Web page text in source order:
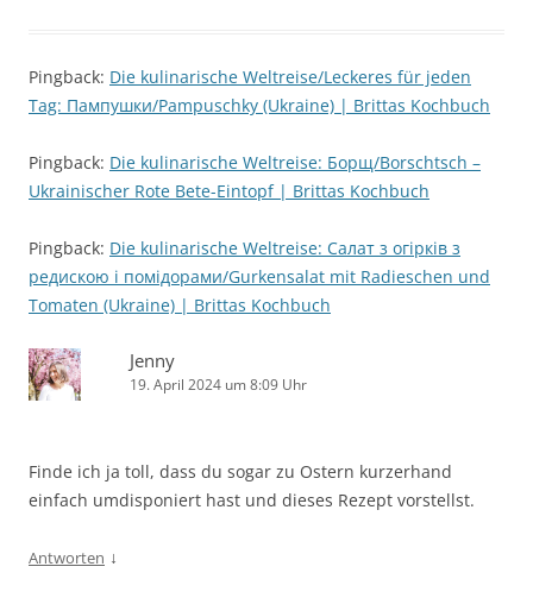
Pingback: Die kulinarische Weltreise/Leckeres für jeden
Tag: Пампушки/Pampuschky (Ukraine) | Brittas Kochbuch
Pingback: Die kulinarische Weltreise: Борщ/Borschtsch –
Ukrainischer Rote Bete-Eintopf | Brittas Kochbuch
Pingback: Die kulinarische Weltreise: Салат з огірків з
редискою і помідорами/Gurkensalat mit Radieschen und
Tomaten (Ukraine) | Brittas Kochbuch
Jenny
19. April 2024 um 8:09 Uhr
Finde ich ja toll, dass du sogar zu Ostern kurzerhand
einfach umdisponiert hast und dieses Rezept vorstellst.
Antworten ↓